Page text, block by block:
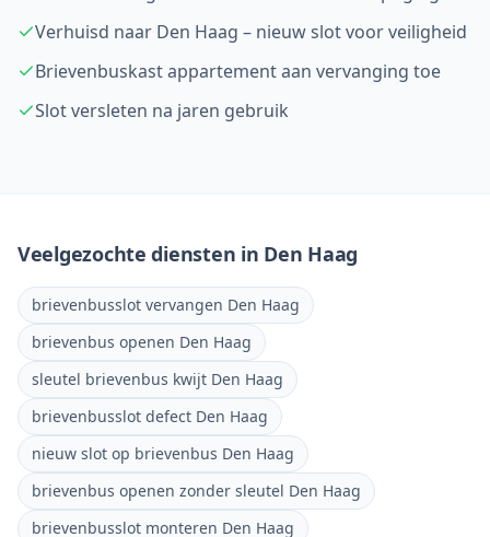
Verhuisd naar Den Haag – nieuw slot voor veiligheid
Brievenbuskast appartement aan vervanging toe
Slot versleten na jaren gebruik
Veelgezochte diensten in Den Haag
brievenbusslot vervangen Den Haag
brievenbus openen Den Haag
sleutel brievenbus kwijt Den Haag
brievenbusslot defect Den Haag
nieuw slot op brievenbus Den Haag
brievenbus openen zonder sleutel Den Haag
brievenbusslot monteren Den Haag